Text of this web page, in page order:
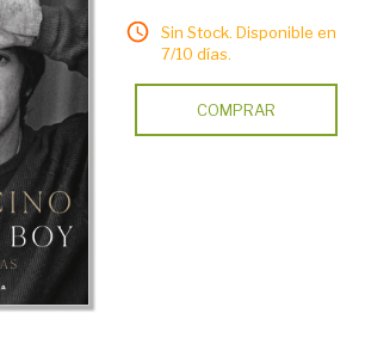
Sin Stock. Disponible en
7/10 días.
COMPRAR